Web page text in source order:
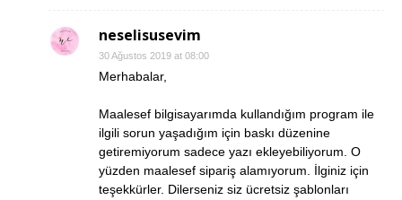
neselisusevim
30 Ağustos 2019 at 08:00
Merhabalar,
Maalesef bilgisayarımda kullandığım program ile
ilgili sorun yaşadığım için baskı düzenine
getiremiyorum sadece yazı ekleyebiliyorum. O
yüzden maalesef sipariş alamıyorum. İlginiz için
teşekkürler. Dilerseniz siz ücretsiz şablonları